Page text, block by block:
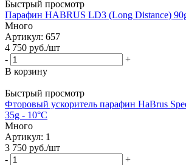
Быстрый просмотр
Парафин HABRUS LD3 (Long Distance)
Много
Артикул: 657
4 750 руб./шт
-
+
В корзину
Быстрый просмотр
Фторовый ускоритель парафин HaBrus
35g - 10°C
Много
Артикул: 1
3 750 руб./шт
-
+